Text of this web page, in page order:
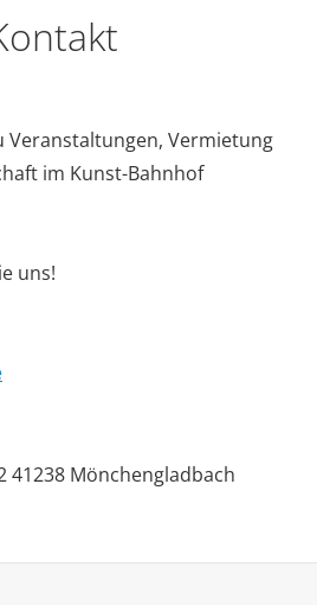
Veranstaltungen, Vermietung
im Kunst-Bahnhof
uns!
41238 Mönchengladbach